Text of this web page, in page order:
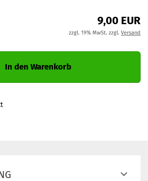
9,00 EUR
zzgl. 19% MwSt. zzgl. Versand
In den Warenkorb